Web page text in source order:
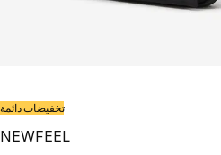
تخفيضات دائمة
NEWFEEL